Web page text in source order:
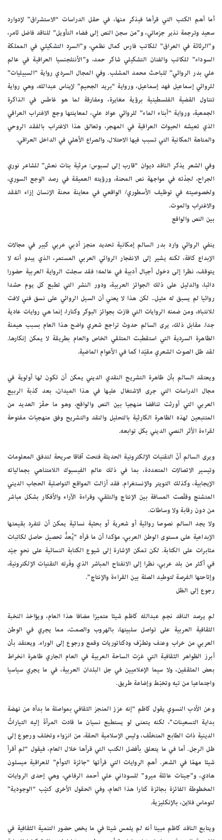
أما أهم الكتب التي قرأها فيذكر منها، في حقل الدراسات “الاستشراق” لإدوارد
سعيد وترجمة نذير جزماتي، و”من سجن النص إلى فضاء التأويل” للناقد فاضل ثامر،
و”الرثاثة في العراق” للكاتب فارس كمال نظمي، و”السرد التشكيلي في المملكة
السوداء” للكاتب والفنان التشكيلي شاكر حمد، و”الأنتلجنسيا العراقية في عالم
علي بدر الروائي” للباحث محمد المشلب. وفي المجال السردي رواية “السبيليات”
للروائي إسماعيل فهد إسماعيل، ورواية “بريد الجحيم” لإيناس عبدالله، وهي رواية
تتناول القضية الفلسطينية برؤية مغايرة، ومفارقة لما هو غاطس في الذاكرة
الجمعية، ورواية “أبناء الماء” للروائي عواد علي، لمعاينتها وجع الاغتراب العراقي
الذي تعيشه الحيوات العراقية في المهجر، وتعالق هذا الاغتراب بالفقد الروحي
والمتاهة المكانية التي تسبب فيها الاحتلال، والصراع الأهلي في الداخل العراقي.
وفي الشعر يذكر الناقد ديوان “قارب إلى لسبوس: مرثية بنات نعش” للشاعر نوري
الجراح، لجدّته في مواجهة نص المحنة، ورؤيته العميقة في رصد الوجع السوري،
ولخصوصيته في توظيف الأسطوري/ الواقعي في معاينة محنة الإنسان إزاء الفقد
والاغتراب والموت.
بين النص والواقع
ينفي الروائي وارد بدر السالم إمكانية تحديد منجز أدبي عربي كبير في مجالات
الإبداع كافة، لكنه يشير إلى الانفجار الروائي العربي المستمر، الذي يبدو أنه لا
يتوقف، نظرا إلى دخول أجيال أدبية في عالمه؛ فقد سجلت الرواية العربية حضورا
دائبا، والدليل على ذلك الجوائز العربية، ودور النشر التي تطبع كل يوم حشدا
روائيا لم يسبق له مثيل.. لكن هذا لا يعني أن السيل الروائي على نسق فني لافت
للانتباه، ومن ضمنه الروايات التي فازت بجوائز البوكر وكتارا، إنما هي روايات عادية
جدا. مقابل ذلك، يرى السالم حدوث تراجع شعري واضح هذا العام بسبب هيمنة
الظاهرة السردية التي استقطبت المتلقي الخاص والعام بطريقة لا يمكن إنكارها.
لقد ظل الصوت الشعري مقيّدا كما في الأعوام الماضية.
ويعتقد السالم بأن ظاهرة التشريح النقدي الديني يمكن أن تكون لها أولوية في
مجال الدراسات التي جرى الاشتغال عليها في هذا الميدان، بعد كذبة الربيع
العربي التي أورثت تناقضا منهجيا بين النص والواقع، وهو ما حفّز العديد من
المتتبعين لهذه الظاهرة الكارثية بالتحليل والنقد والتشريح وفق منهجيات مفتوحة
لقراءة الأثر النصي الديني بكل توابعه.
ويرى السالم أنّ التقنيات الإلكترونية الحديثة فتحت آفاقا صريحة لتدفق المعلومات
وتيسير الاتصالات المتعددة، بما في ذلك عالم الفيسبوك اللامتناهي بجمالياته
الإيجابية، وكذلك التويتر والإنستغرام. فقد أزالت المواقع التواصلية الحجاب الديني
المتشنج وقلّصت المسافة بين الإنتاج والتلقي، وقراءة الآراء والأفكار بشكل مباشر
من دون رقابة ولا وساطات.
ولا يجد السالم نصوصا روائية أو شعرية أو بحثية نسائية يمكن أن تتفرد بقيمتها
الإبداعية على مستوى الوطن العربي، مؤكدا أن ما قرأه “يُعدُّ تحصيل حاصل لكاتبات
مثابرات على الكتابة. لكن تمكن الإشارة إلى شيوع الكتابة النسائية على نحوٍ جيّد
في أكثر من بلد عربي، نظرا إلى الانفتاح المباشر الذي وفّرته التقنيات الإلكترونية،
وإتاحتها الفرصة لتوطيد الصلة بين القراءة والإنتاج”.
رجوع إلى الظل
لم يرصد الناقد نجم عبدالله كاظم شيئا متميزا مضافا هذا العام، ويؤاخذ النخبة
الثقافية العربية على تواصل سلبيتها، بالهروب والصمت، مما يجري في الوطن
العربي من خراب وعنف وتطرّف ودكتاتوريات وقمع ورجوع إلى الوراء. ويعتقد بأن
أبرز الظواهر الثقافية التي غزت الساحة العربية في العام الجاري ظاهرة انخراط
بعض المثقفين، ولا سيما الإعلاميين في جل البلدان العربية، في ما يجري سياسيا
واجتماعيا من تيه وتخبّط وإضاعة طريق.
وعن الأدب النسوي يقول كاظم “إنه عزز المنجز الثقافي بمواصلة ما بدأه من نهضة
بداية التسعينات”، لكنه يتمنى لو يستطيع نسيان ما قادت المرأةَ إليه التياراتُ
الدينية ذات الطابع المتخلّف، وليس الإسلامية الحقة، من انزواء وتخلف ورجوع إلى
ظل الرجل. أما في ما يتعلق بأفضل الكتب التي قرأها خلال العام، فيقول “لم أقرأ
شيئا مهمّا في الشعر. أهم الروايات التي قرأتها “جائزة التوأم” للعراقية ميسلون
هادي، و”جينات عائلة ميرو” للسوداني علي أحمد الرفاعي، وهي إحدى الروايات
المخطوطة الفائزة بجائزة كتارا هذا العام، وفي الحقول الأخرى كتيّب “الوجودية”
لتوماس فلاين، بالإنكليزية.
ويتابع الناقد كاظم مبينا أنه لم يلمس شيئا في ما يخص حضور التنمية الثقافية في